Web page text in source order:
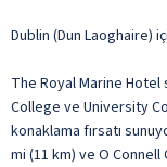
Dublin (Dun Laoghaire)
The Royal Marine
College ve University
konaklama fırsatı
mi (11 km) ve O